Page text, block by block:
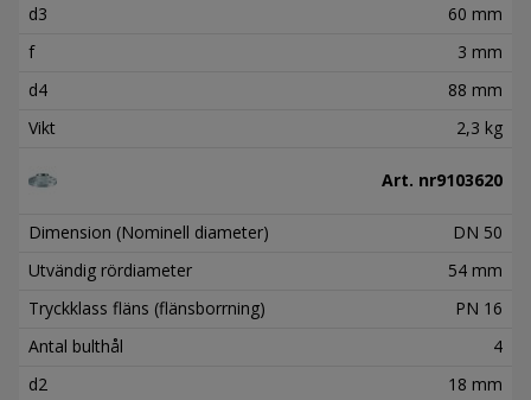
d3
60 mm
f
3 mm
d4
88 mm
Vikt
2,3 kg
Art. nr9103620
Dimension (Nominell diameter)
DN 50
Utvändig rördiameter
54 mm
Tryckklass fläns (flänsborrning)
PN 16
Antal bulthål
4
d2
18 mm